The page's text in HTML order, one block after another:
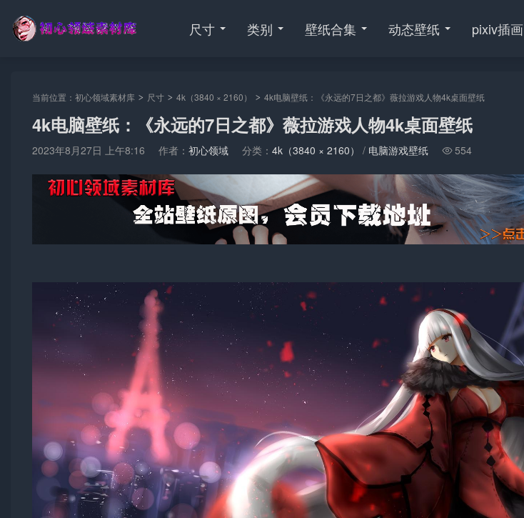
尺寸 类别 壁纸合集 动态壁纸 pixiv插画
当前位置： 初心领域素材库 > 尺寸 > 4k（3840 × 2160） > 4k电脑壁纸：《永远的7日之都》薇拉游戏人物4k桌面壁纸
4k电脑壁纸：《永远的7日之都》薇拉游戏人物4k桌面壁纸
2023年8月27日 上午8:16 作者： 初心领域 分类： 4k（3840 × 2160） / 电脑游戏壁纸  554